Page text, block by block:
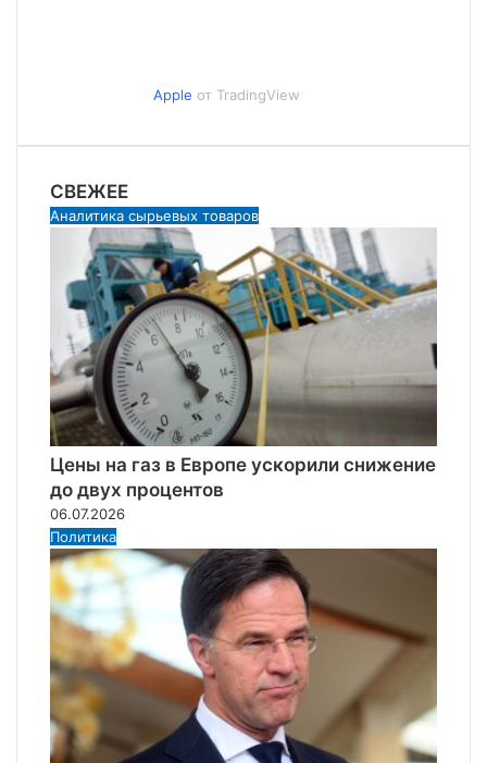
Apple от TradingView
СВЕЖЕЕ
Аналитика сырьевых товаров
Цены на газ в Европе ускорили снижение
до двух процентов
06.07.2026
Политика